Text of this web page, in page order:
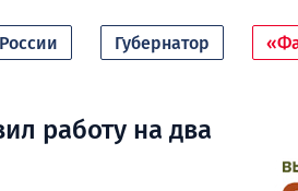
Губернатор
работу на два